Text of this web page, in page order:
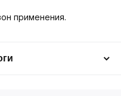
применения.